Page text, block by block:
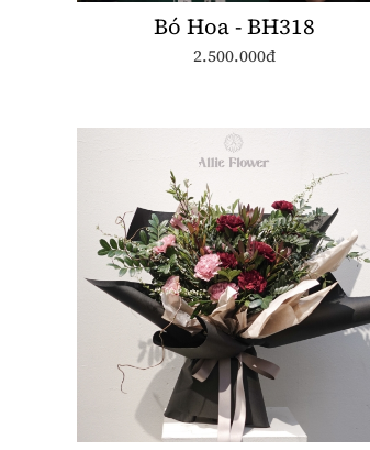
Bó Hoa - BH318
2.500.000đ